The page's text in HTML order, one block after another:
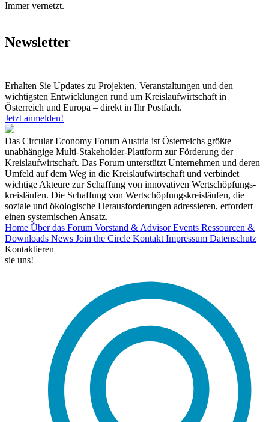
Immer vernetzt.
Newsletter
Erhalten Sie Updates zu Projekten, Veranstaltungen und den
wichtigsten Entwicklungen rund um Kreislaufwirtschaft in
Österreich und Europa – direkt in Ihr Postfach.
Jetzt anmelden!
Das Circular Economy Forum Austria ist Österreichs größte
unabhängige Multi-Stakeholder-Plattform zur Förderung der
Kreislaufwirtschaft. Das Forum unterstützt Unternehmen und deren
Umfeld auf dem Weg in die Kreislaufwirtschaft und verbindet
wichtige Akteure zur Schaffung von innovativen Wertschöpfungs-
kreisläufen. Die Schaffung von Wertschöpfungskreisläufen, die
soziale und ökologische Herausforderungen adressieren, erfordert
einen systemischen Ansatz.
Home Über das Forum Vorstand & AdvisorEvents Ressourcen &
Downloads News Join the Circle Kontakt Impressum Datenschutz
Kontaktieren
sie uns!